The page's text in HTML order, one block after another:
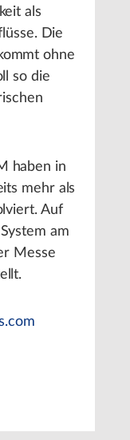
als
Die
ohne
so die
haben in
mehr als
Auf
am
Messe